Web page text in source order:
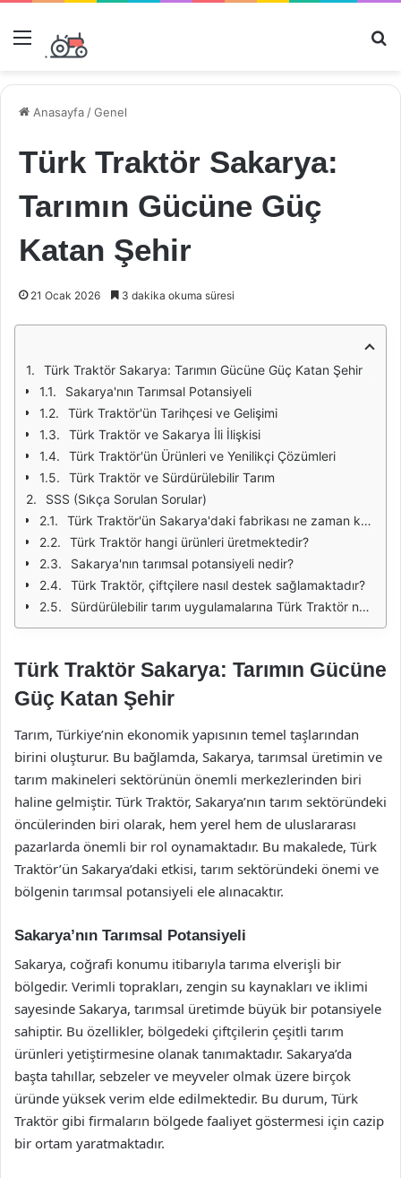
Menü
Anasayfa /Genel
Türk Traktör Sakarya:
Tarımın Gücüne Güç
Katan Şehir
21 Ocak 2026 3 dakika okuma süresi
Türk Traktör Sakarya: Tarımın Gücüne Güç Katan Şehir
Sakarya'nın Tarımsal Potansiyeli
Türk Traktör'ün Tarihçesi ve Gelişimi
Türk Traktör ve Sakarya İli İlişkisi
Türk Traktör'ün Ürünleri ve Yenilikçi Çözümleri
Türk Traktör ve Sürdürülebilir Tarım
SSS (Sıkça Sorulan Sorular)
Türk Traktör'ün Sakarya'daki fabrikası ne zaman kuruldu?
Türk Traktör hangi ürünleri üretmektedir?
Sakarya'nın tarımsal potansiyeli nedir?
Türk Traktör, çiftçilere nasıl destek sağlamaktadır?
Sürdürülebilir tarım uygulamalarına Türk Traktör nasıl katkıda bulunmaktadır?
Türk Traktör Sakarya: Tarımın Gücüne
Güç Katan Şehir
Tarım, Türkiye’nin ekonomik yapısının temel taşlarından
birini oluşturur. Bu bağlamda, Sakarya, tarımsal üretimin ve
tarım makineleri sektörünün önemli merkezlerinden biri
haline gelmiştir. Türk Traktör, Sakarya’nın tarım sektöründeki
öncülerinden biri olarak, hem yerel hem de uluslararası
pazarlarda önemli bir rol oynamaktadır. Bu makalede, Türk
Traktör’ün Sakarya’daki etkisi, tarım sektöründeki önemi ve
bölgenin tarımsal potansiyeli ele alınacaktır.
Sakarya’nın Tarımsal Potansiyeli
Sakarya, coğrafi konumu itibarıyla tarıma elverişli bir
bölgedir. Verimli toprakları, zengin su kaynakları ve iklimi
sayesinde Sakarya, tarımsal üretimde büyük bir potansiyele
sahiptir. Bu özellikler, bölgedeki çiftçilerin çeşitli tarım
ürünleri yetiştirmesine olanak tanımaktadır. Sakarya’da
başta tahıllar, sebzeler ve meyveler olmak üzere birçok
üründe yüksek verim elde edilmektedir. Bu durum, Türk
Traktör gibi firmaların bölgede faaliyet göstermesi için cazip
bir ortam yaratmaktadır.